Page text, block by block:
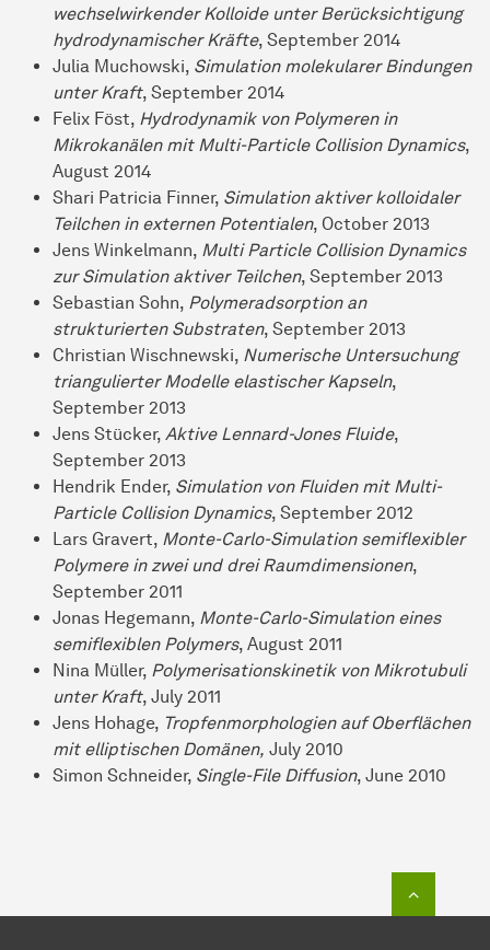
wechselwirkender Kolloide unter Berücksichtigung
hydrodynamischer Kräfte, September 2014
Julia Muchowski, Simulation molekularer Bindungen
unter Kraft, September 2014
Felix Föst, Hydrodynamik von Polymeren in
Mikrokanälen mit Multi-Particle Collision Dynamics,
August 2014
Shari Patricia Finner, Simulation aktiver kolloidaler
Teilchen in externen Potentialen, October 2013
Jens Winkelmann, Multi Particle Collision Dynamics
zur Simulation aktiver Teilchen, September 2013
Sebastian Sohn, Polymeradsorption an
strukturierten Substraten, September 2013
Christian Wischnewski, Numerische Untersuchung
triangulierter Modelle elastischer Kapseln,
September 2013
Jens Stücker, Aktive Lennard-Jones Fluide,
September 2013
Hendrik Ender, Simulation von Fluiden mit Multi-
Particle Collision Dynamics, September 2012
Lars Gravert, Monte-Carlo-Simulation semiflexibler
Polymere in zwei und drei Raumdimensionen,
September 2011
Jonas Hegemann, Monte-Carlo-Simulation eines
semiflexiblen Polymers, August 2011
Nina Müller, Polymerisationskinetik von Mikrotubuli
unter Kraft, July 2011
Jens Hohage, Tropfenmorphologien auf Oberflächen
mit elliptischen Domänen, July 2010
Simon Schneider, Single-File Diffusion, June 2010